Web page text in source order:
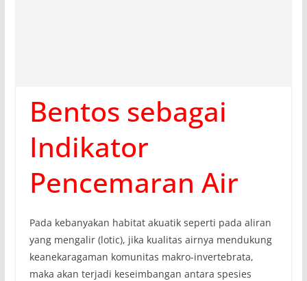
Bentos sebagai
Indikator
Pencemaran Air
Pada kebanyakan habitat akuatik seperti pada aliran
yang mengalir (lotic), jika kualitas airnya mendukung
keanekaragaman komunitas makro-invertebrata,
maka akan terjadi keseimbangan antara spesies